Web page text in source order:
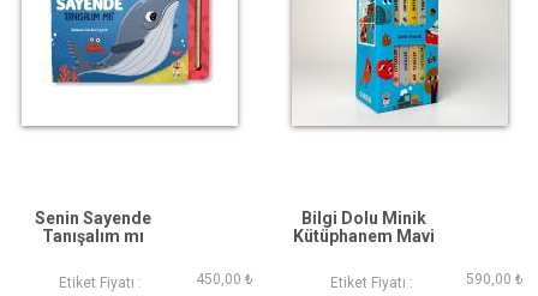
Senin Sayende
Tanışalım mı
Etiket Fiyatı : 450,00 ₺
Bilgi Dolu Minik
Kütüphanem Mavi
Etiket Fiyatı : 590,00 ₺